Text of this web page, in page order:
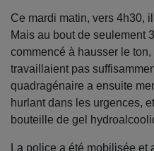
Ce mardi matin, vers 4h30,
Mais au bout de seulement
commencé à hausser le
travaillaient pas
quadragénaire a ensuite
hurlant dans les urgences,
bouteille de gel
La police a été mobilisée et